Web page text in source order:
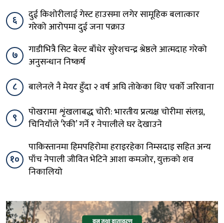
६
दुई किशोरीलाई गेस्ट हाउसमा लगेर सामूहिक बलात्कार
गरेको आरोपमा दुई जना पक्राउ
७
गाडीभित्रै सिट बेल्ट बाँधेर सुरेशचन्द्र श्रेष्ठले आत्मदाह गरेको
अनुसन्धान निष्कर्ष
८
बालेनले नै मेयर हुँदा २ वर्ष अघि तोकेका थिए चर्को जरिवाना
९
पोखरामा शृंखलाबद्ध चोरी: भारतीय प्रत्यक्ष चोरीमा संलग्न,
चिनियाँले ‘रेकी’ गर्ने र नेपालीले घर देखाउने
१०
पाकिस्तानमा हिमपहिरोमा हराइरहेका निम्सदाइ सहित अन्य
पाँच नेपाली जीवित भेटिने आशा कमजोर, युक्तको शव
निकालियो